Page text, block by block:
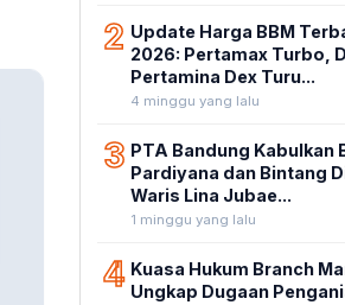
2 Update Harga BBM
2026: Pertamax Turbo,
Pertamina Dex Turu...
4 minggu yang lalu
3 PTA Bandung Kabulkan
Pardiyana dan Bintang
Waris Lina Jubae...
1 minggu yang lalu
4 Kuasa Hukum Branch
Ungkap Dugaan